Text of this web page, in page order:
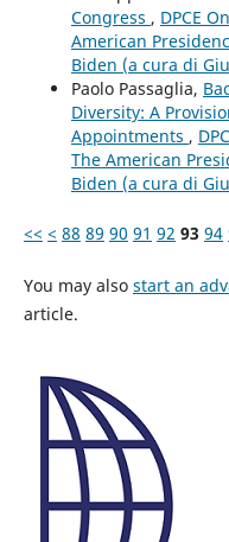
Congress , DPCE
American
Biden (a cura di
Paolo Passaglia,
Diversity: A
Appointments ,
The American
Biden (a cura di
<< < 88 89 90 91 92 93 94
You may also start an
article.